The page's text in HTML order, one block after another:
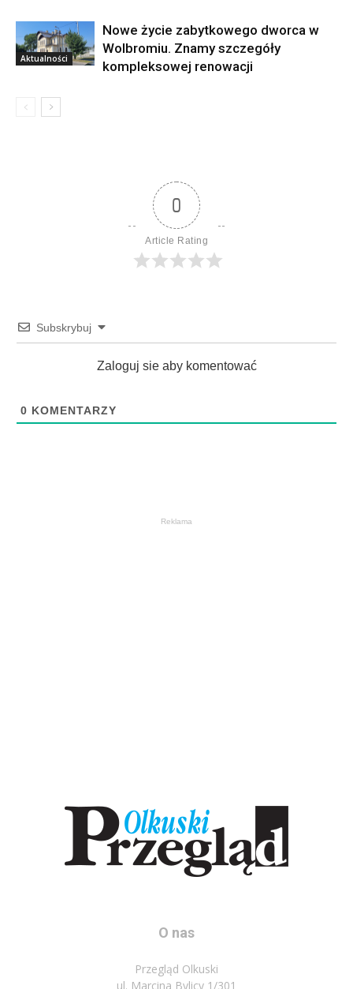
Aktualności
Nowe życie zabytkowego dworca w
Wolbromiu. Znamy szczegóły
kompleksowej renowacji
0
Article Rating
Subskrybuj
Zaloguj sie aby komentować
0 KOMENTARZY
Reklama
O nas
Przegląd Olkuski
ul. Marcina Bylicy 1/301